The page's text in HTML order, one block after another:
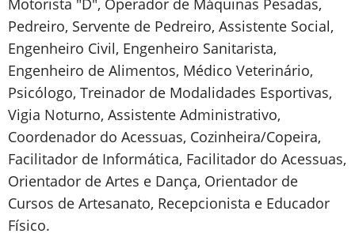
Motorista "D", Operador de Máquinas Pesadas,
Pedreiro, Servente de Pedreiro, Assistente Social,
Engenheiro Civil, Engenheiro Sanitarista,
Engenheiro de Alimentos, Médico Veterinário,
Psicólogo, Treinador de Modalidades Esportivas,
Vigia Noturno, Assistente Administrativo,
Coordenador do Acessuas, Cozinheira/Copeira,
Facilitador de Informática, Facilitador do Acessuas,
Orientador de Artes e Dança, Orientador de
Cursos de Artesanato, Recepcionista e Educador
Físico.